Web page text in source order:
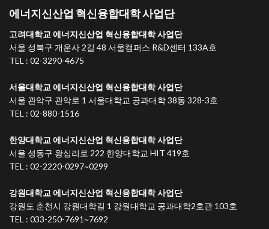
에너지신산업 혁신융합대학 사업단
고려대학교 에너지신산업 혁신융합대학 사업단
서울 성북구 개운사 2길 48 서울캠퍼스 R&D센터 133A호
TEL : 02-3290-4675
서울대학교 에너지신산업 혁신융합대학 사업단
서울 관악구 관악로 1 서울대학교 공과대학 38동 328-3호
TEL : 02-880-1516
한양대학교 에너지신산업 혁신융합대학 사업단
서울 성동구 왕십리로 222 한양대학교 HIT 419호
TEL : 02-2220-0297~0299
강원대학교 에너지신산업 혁신융합대학 사업단
강원도 춘천시 강원대학길 1 강원대학교 공과대학2호관 103호
TEL : 033-250-7691~7692